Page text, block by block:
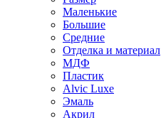
Маленькие
Большие
Средние
Отделка и материал
МДФ
Пластик
Alvic Luxe
Эмаль
Акрил